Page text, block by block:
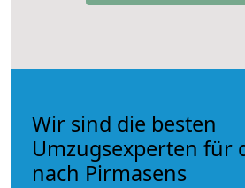
Wir sind die besten
Umzugsexperten für
nach Pirmasens